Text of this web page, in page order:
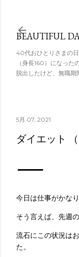
ス
イン
BEAUTIFUL
40代おひとりさまの
（身長160）になっ
脱出したけど、無職期
5月 07, 2021
ダイエット
今日は仕事がかな
そう言えば、先週
流石にこの状況は
た。